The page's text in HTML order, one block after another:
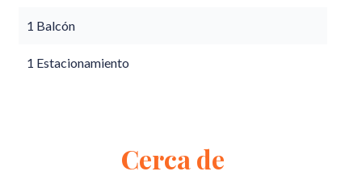
1 Balcón
1 Estacionamiento
Cerca de